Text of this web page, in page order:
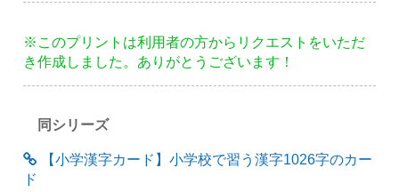
※このプリントは利用者の方からリクエストをいただ
き作成しました。ありがとうございます！
同シリーズ
【小学漢字カード】小学校で習う漢字1026字のカー
ド